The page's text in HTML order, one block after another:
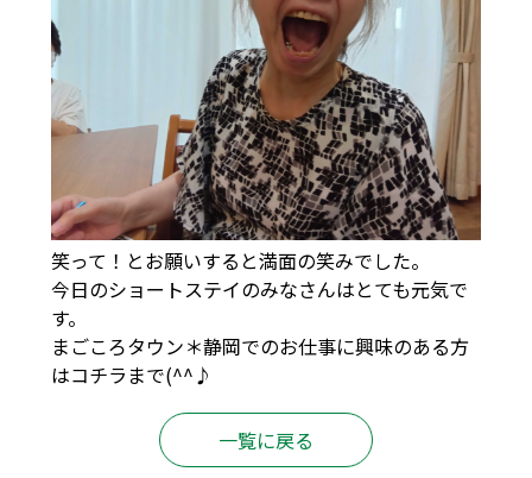
笑って！とお願いすると満面の笑みでした。
今日のショートステイのみなさんはとても元気で
す。
まごころタウン＊静岡でのお仕事に興味のある方
はコチラ まで(^^♪
一覧に戻る